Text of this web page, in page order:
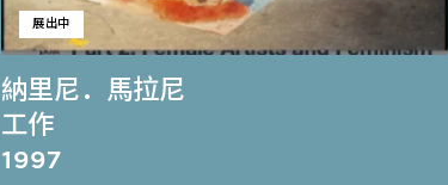
納里尼．馬拉尼
展出中
工作
1997